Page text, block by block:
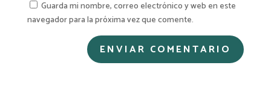
Guarda mi nombre, correo electrónico y web en este
navegador para la próxima vez que comente.